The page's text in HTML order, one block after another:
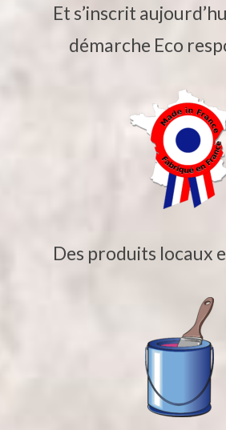
Et s’inscrit
démarche Eco
Des produits locaux